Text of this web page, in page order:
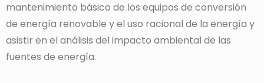
mantenimiento básico de los equipos de conversión
de energía renovable y el uso racional de la energía y
asistir en el análisis del impacto ambiental de las
fuentes de energía.